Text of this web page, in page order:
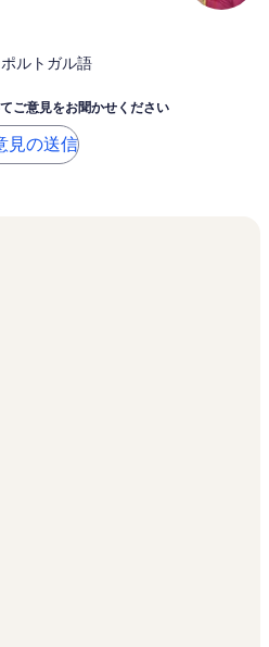
ルトガル語
ご意見をお聞かせください
見の送信